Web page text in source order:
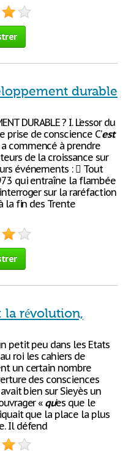
durable
DURABLE ? I. L’essor du
de conscience C’est
commencé à prendre
de la croissance sur
événements :  Tout
qui entraîne la flambée
sur la raréfaction
la fin des Trente
révolution,
petit peu dans les Etats
roi les cahiers de
un certain nombre
des consciences
bien sur Sieyès un
« qu’es que le
que la place la plus
Il défend